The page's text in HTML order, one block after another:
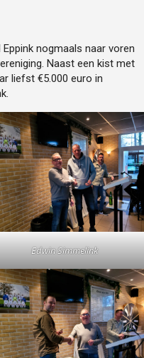
nogmaals naar voren
Naast een kist met
liefst €5.000 euro in
Edwin Simmelink